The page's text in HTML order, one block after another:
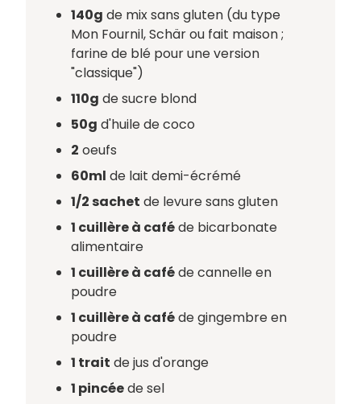
140g de mix sans gluten (du type
Mon Fournil, Schär ou fait maison ;
farine de blé pour une version
"classique")
110g de sucre blond
50g d'huile de coco
2 oeufs
60ml de lait demi-écrémé
1/2 sachet de levure sans gluten
1 cuillère à caféde bicarbonate
alimentaire
1 cuillère à caféde cannelle en
poudre
1 cuillère à caféde gingembre en
poudre
1 trait de jus d'orange
1 pincéede sel